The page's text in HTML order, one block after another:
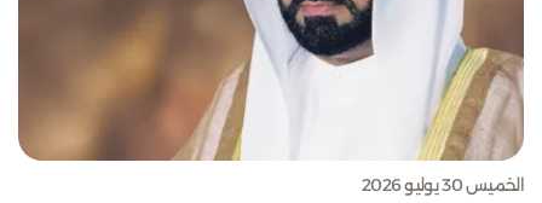
الخميس 30 يوليو 2026